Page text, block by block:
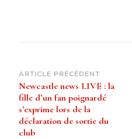
Navigation
d’article
ARTICLE PRÉCÉDENT
Newcastle news LIVE : la
fille d’un fan poignardé
s’exprime lors de la
déclaration de sortie du
club